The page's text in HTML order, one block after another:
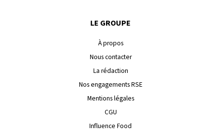
LE GROUPE
À propos
Nous contacter
La rédaction
Nos engagements RSE
Mentions légales
CGU
Influence Food